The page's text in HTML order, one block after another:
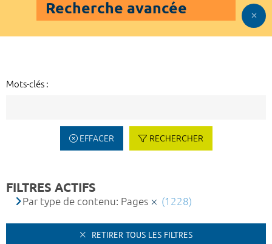
Recherche avancée
Mots-clés :
EFFACER RECHERCHER
FILTRES ACTIFS
Par type de contenu: Pages (1228)
RETIRER TOUS LES FILTRES